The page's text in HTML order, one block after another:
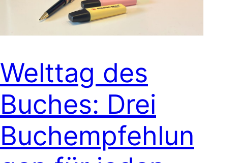
Welttag des
Buches: Drei
Buchempfehlun